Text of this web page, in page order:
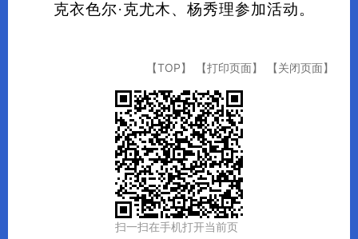
克衣色尔·克尤木、杨秀理参加活动。
【TOP】 【打印页面】 【关闭页面】
扫一扫在手机打开当前页